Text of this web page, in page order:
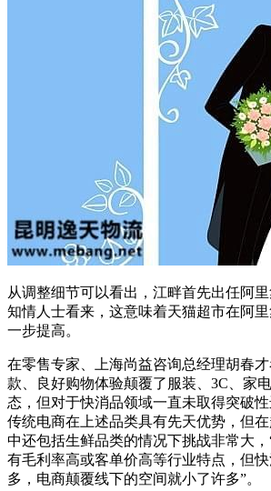
从调整细节可以看出，江畔首先出任阿
知情人士看来，这意味着天猫超市在阿
一步提高。
在零售专家、上海尚益咨询总经理胡春
款、良好购物体验颠覆了服装、3C、家
态，但对于快消品领域一直未取得突破性
传统电商在上述品类具有先天优势，但
中还包括生鲜品类的情况下挑战非常大
有毛利率高或客单价高等行业特点，但
多，电商颠覆线下的空间就小了许多”。